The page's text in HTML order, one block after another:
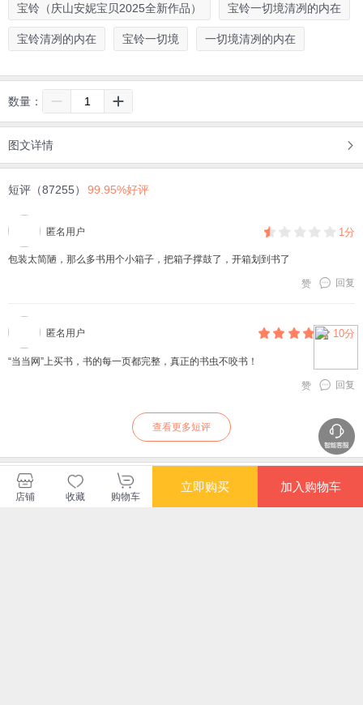
宝铃（庆山安妮宝贝2025全新作品） 宝铃一切境清冽的内在
宝铃清冽的内在 宝铃一切境 一切境清冽的内在
数量：
图文详情
短评（87255） 99.95%好评
匿名用户 1分
包装太简陋，那么多书用个小箱子，把箱子撑鼓了，开箱划到书了
回复
赞
匿名用户 10分
“当当网”上买书，书的每一页都完整，真正的书虫不咬书！
回复
赞
查看更多短评
人民文学出版社当当自营店
店铺 收藏 购物车
立即购买 加入购物车